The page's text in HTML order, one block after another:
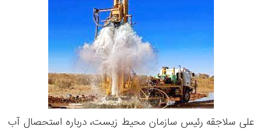
علی سلاجقه رئیس سازمان محیط زیست، درباره استحصال آب